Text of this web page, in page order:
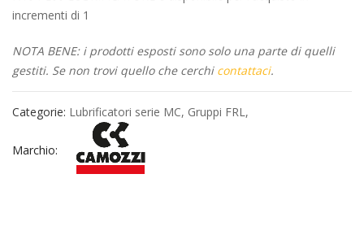
incrementi di 1
NOTA BENE: i prodotti esposti sono solo una parte di quelli
gestiti. Se non trovi quello che cerchi contattaci.
Categorie: Lubrificatori serie MC, Gruppi FRL,
Marchio: